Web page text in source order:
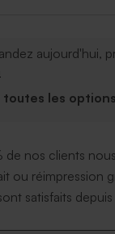
aujourd'hui,
toutes les
de nos clients
ou réimpression
satisfaits